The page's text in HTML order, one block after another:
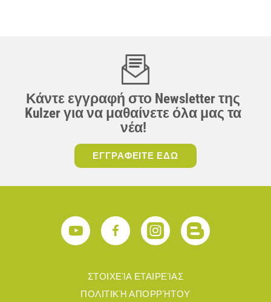
Κάντε εγγραφή στο Newsletter της
Kulzer για να μαθαίνετε όλα μας τα
νέα!
ΕΓΓΡΑΦΕΙΤΕ ΕΔΩ
ΣΤΟΙΧΕΊΑ ΕΤΑΙΡΕΊΑΣ
ΠΟΛΙΤΙΚΉ ΑΠΟΡΡΉΤΟΥ